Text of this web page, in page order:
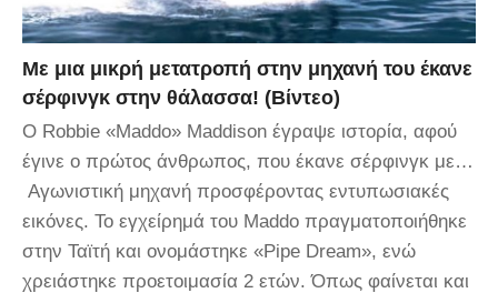
Με μια μικρή μετατροπή στην μηχανή του έκανε
σέρφινγκ στην θάλασσα! (Βίντεο)
Ο Robbie «Maddo» Maddison έγραψε ιστορία, αφού
έγινε ο πρώτος άνθρωπος, που έκανε σέρφινγκ με…
Αγωνιστική μηχανή προσφέροντας εντυπωσιακές
εικόνες. Το εγχείρημά του Maddo πραγματοποιήθηκε
στην Ταϊτή και ονομάστηκε «Pipe Dream», ενώ
χρειάστηκε προετοιμασία 2 ετών. Όπως φαίνεται και